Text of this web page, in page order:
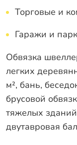
Торговые и
Гаражи и
Обвязка
легких
м², бань,
брусовой
тяжелых
двутавровая